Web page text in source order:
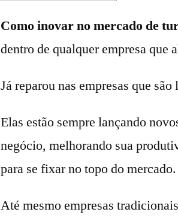
Como inovar no mercado de
dentro de qualquer empresa que
Já reparou nas empresas que
Elas estão sempre lançando
negócio, melhorando sua
para se fixar no topo do mercado.
Até mesmo empresas